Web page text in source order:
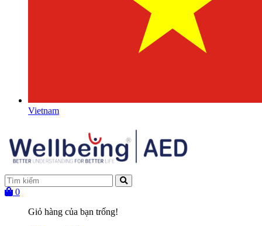
Vietnam
0
Giỏ hàng của bạn trống!